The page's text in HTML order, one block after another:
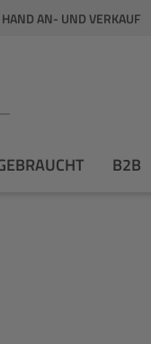
AN- UND VERKAUF
B2B